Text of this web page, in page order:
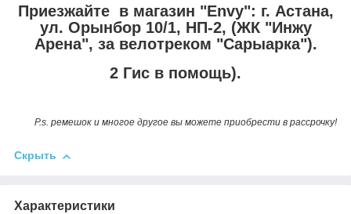
Приезжайте в магазин "Envy": г. Астана,
ул. Орынбор 10/1, НП-2, (ЖК "Инжу
Арена", за велотреком "Сарыарка").
2 Гис в помощь).
P.s. ремешок и многое другое вы можете приобрести в рассрочку!
Скрыть
Характеристики